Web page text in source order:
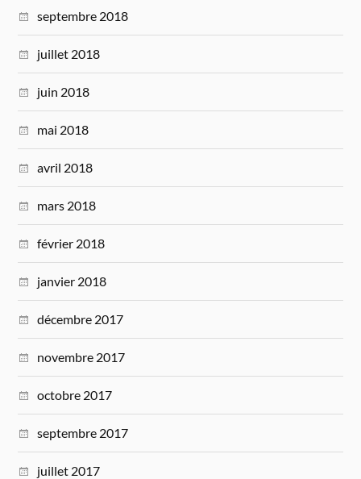
septembre 2018
juillet 2018
juin 2018
mai 2018
avril 2018
mars 2018
février 2018
janvier 2018
décembre 2017
novembre 2017
octobre 2017
septembre 2017
juillet 2017